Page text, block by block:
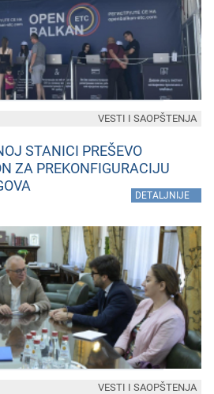
STANICI PREŠEVO
ZA PREKONFIGURACIJU
DETALJNIJE
VESTI I SAOPŠTENJA
VESTI I SAOPŠTENJA